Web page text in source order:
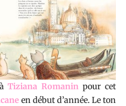
àTiziana Romanin pour cet
en début d’année. Le ton